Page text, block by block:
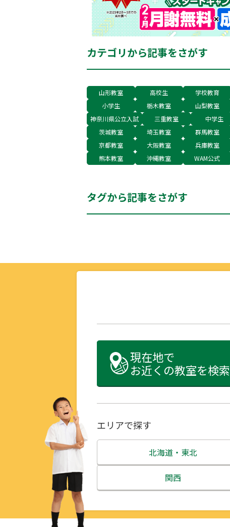
カテゴリから記事をさがす
山形教室 高校生 学校教育
小学生
栃木教室 山梨教室
神奈川県公立入試
三重教室 中学生
茨城教室
埼玉教室 群馬教室
京都教室
大阪教室 兵庫教室
熊本教室
沖縄教室 WAM公式
タグから記事をさがす
現在地で
お近くの教室を検索
エリアで探す
北海道・東北
北海道
関西